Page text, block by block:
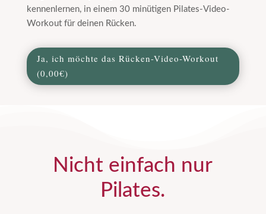
kennenlernen, in einem 30 minütigen Pilates-Video-
Workout für deinen Rücken.
Ja, ich möchte das Rücken-Video-Workout
(0,00€)
Nicht einfach nur
Pilates.